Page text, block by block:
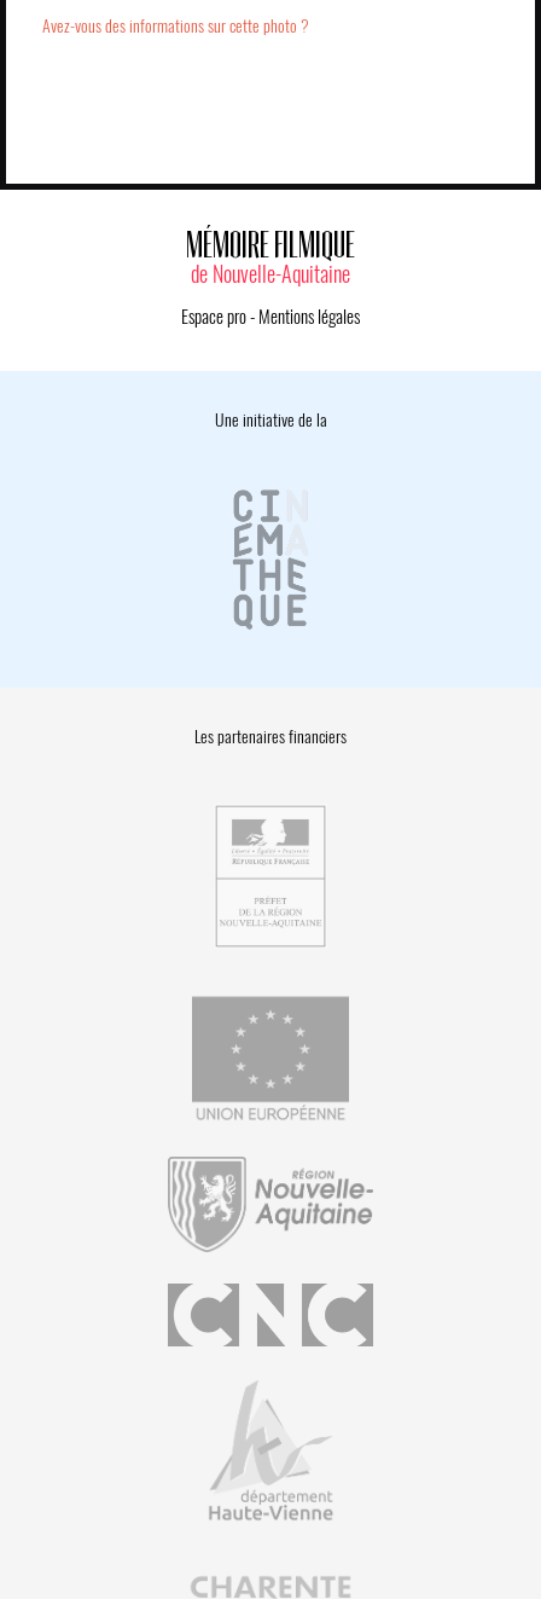
Avez-vous des informations sur cette photo ?
MÉMOIRE FILMIQUE
de Nouvelle-Aquitaine
Espace pro- Mentions légales
Une initiative de la
Les partenaires financiers